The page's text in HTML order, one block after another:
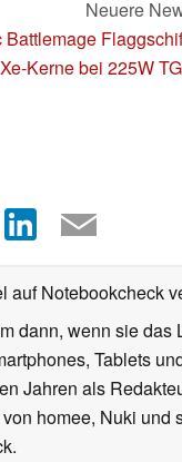
Neuere
Battlemage
Kerne bei 225W
auf Notebookcheck
dann, wenn sie
Tablets
Jahren als
homee, Nuki